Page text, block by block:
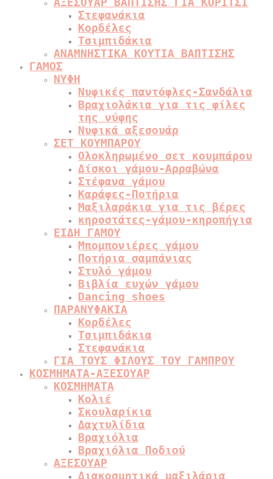
Στεφανάκια
Κορδέλες
Τσιμπιδάκια
ΑΝΑΜΝΗΣΤΙΚΑ ΚΟΥΤΙΑ ΒΑΠΤΙΣΗΣ
ΓΑΜΟΣ
ΝΥΦΗ
Νυφικές παντόφλες-Σανδάλια
Βραχιολάκια για τις φίλες
της νύφης
Νυφικά αξεσουάρ
ΣΕΤ ΚΟΥΜΠΑΡΟΥ
Ολοκληρωμένο σετ κουμπάρου
Δίσκοι γάμου-Αρραβώνα
Στέφανα γάμου
Καράφες-Ποτήρια
Μαξιλαράκια για τις βέρες
κηροστάτες-γάμου-κηροπήγια
ΕΙΔΗ ΓΑΜΟΥ
Μπομπονιέρες γάμου
Ποτήρια σαμπάνιας
Στυλό γάμου
Βιβλία ευχών γάμου
Dancing shoes
ΠΑΡΑΝΥΦΑΚΙΑ
Κορδέλες
Τσιμπιδάκια
Στεφανάκια
ΓΙΑ ΤΟΥΣ ΦΙΛΟΥΣ ΤΟΥ ΓΑΜΠΡΟΥ
ΚΟΣΜΗΜΑΤΑ-ΑΞΕΣΟΥΑΡ
ΚΟΣΜΗΜΑΤΑ
Κολιέ
Σκουλαρίκια
Δαχτυλίδια
Βραχιόλια
Βραχιόλια Ποδιού
ΑΞΕΣΟΥΑΡ
Διακοσμητικά μαξιλάρια